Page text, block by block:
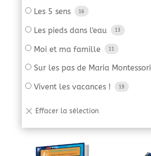
Les 5 sens 16
Les pieds dans l'eau 13
Moi et ma famille 11
Sur les pas de Maria Montessori
Vivent les vacances ! 19